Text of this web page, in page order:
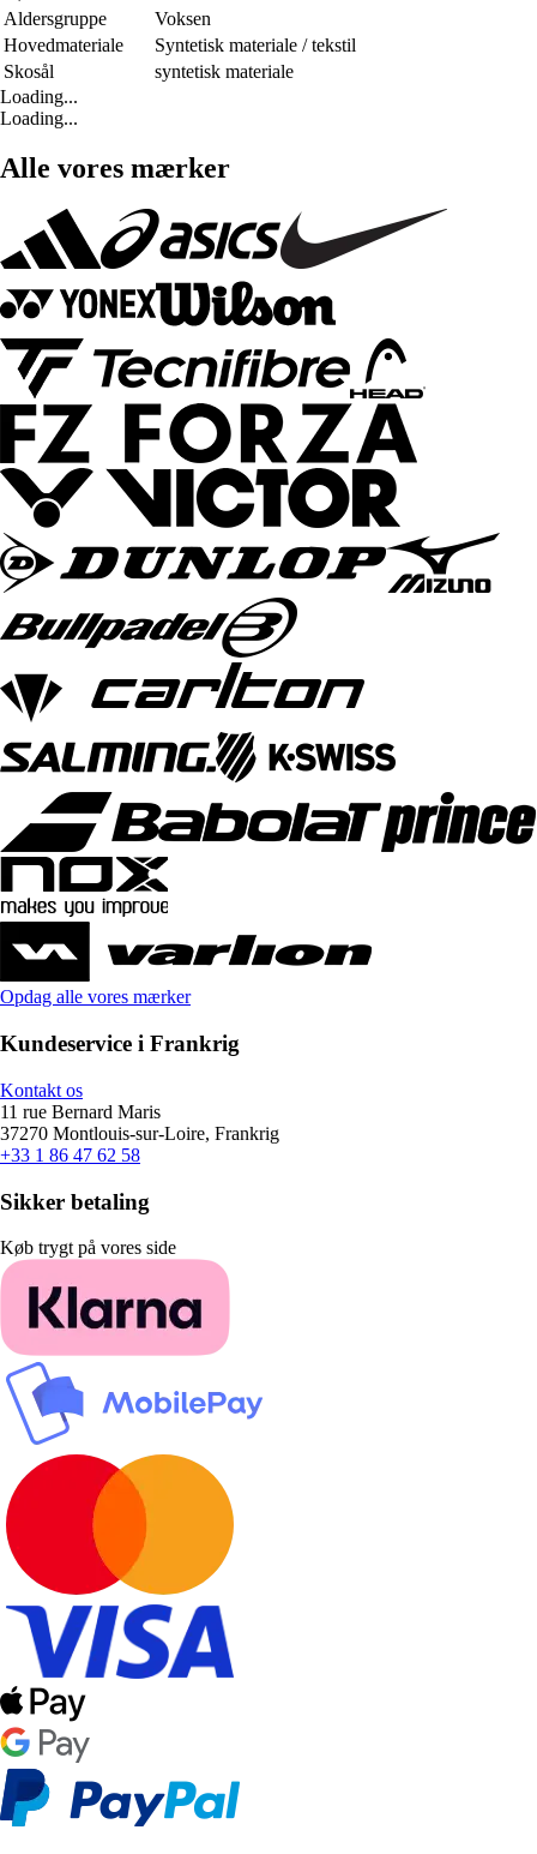
Aldersgruppe
Voksen
Hovedmateriale
Syntetisk materiale / tekstil
Skosål
syntetisk materiale
Loading...
Loading...
Alle vores mærker
Opdag alle vores mærker
Kundeservice i Frankrig
Kontakt os
11 rue Bernard Maris
37270 Montlouis-sur-Loire, Frankrig
+33 1 86 47 62 58
Sikker betaling
Køb trygt på vores side